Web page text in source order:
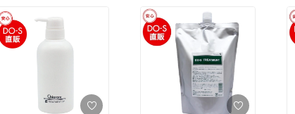
少しダメージやパサつき
が気になる人向けトリー
トメント